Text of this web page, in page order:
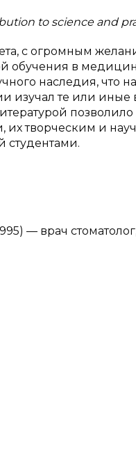
to science and
с огромным
в
наследия, что
изучал те или иные
их творческим и
— врач